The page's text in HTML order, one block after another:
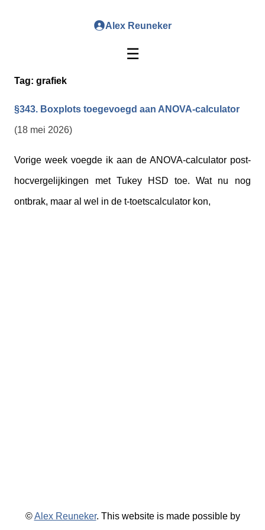
Alex Reuneker
☰
Tag:grafiek
§343. Boxplots toegevoegd aan ANOVA-calculator
(18 mei 2026)
Vorige week voegde ik aan de ANOVA-calculator post-
hocvergelijkingen met Tukey HSD toe. Wat nu nog
ontbrak, maar al wel in de t-toetscalculator kon,
©Alex Reuneker. This website is made possible by